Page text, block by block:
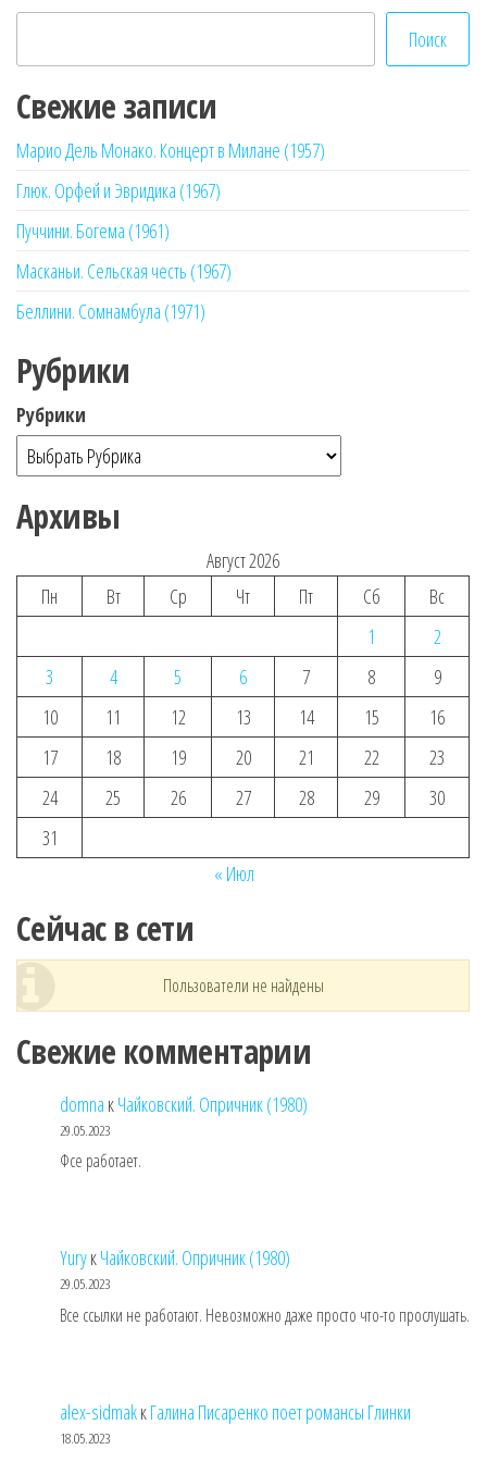
Поиск
Свежие записи
Марио Дель Монако. Концерт в Милане (1957)
Глюк. Орфей и Эвридика (1967)
Пуччини. Богема (1961)
Масканьи. Сельская честь (1967)
Беллини. Сомнамбула (1971)
Рубрики
Рубрики
Архивы
Август 2026
Пн
Вт Ср Чт Пт Сб
Вс
1
2
3
4 5 6 7 8
9
10
11 12 13 14 15
16
17
18 19 20 21 22
23
24
25 26 27 28 29
30
31
« Июл
Сейчас в сети
Пользователи не найдены
Свежие комментарии
domna кЧайковский. Опричник (1980)
29.05.2023
Фсе работает.
YuryкЧайковский. Опричник (1980)
29.05.2023
Все ссылки не работают. Невозможно даже просто что-то прослушать.
alex-sidmakкГалина Писаренко поет романсы Глинки
18.05.2023